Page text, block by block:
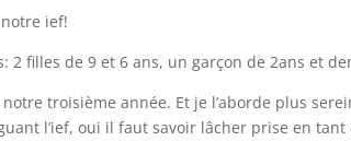
notre ief!
2 filles de 9 et 6 ans, un garçon de 2ans et
troisième année. Et je l’aborde plus
l’ief, oui il faut savoir lâcher prise en